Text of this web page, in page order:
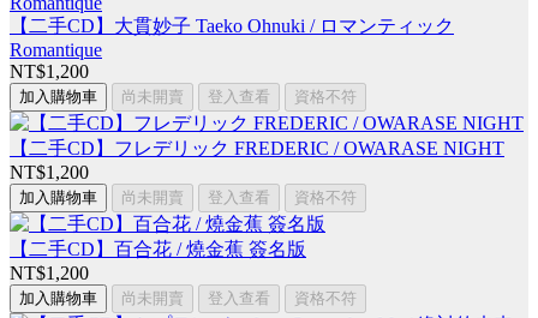
【二手CD】大貫妙子 Taeko Ohnuki / ロマンティック
Romantique
NT$1,200
加入購物車 尚未開賣 登入查看 資格不符
【二手CD】フレデリック FREDERIC / OWARASE NIGHT
NT$1,200
加入購物車 尚未開賣 登入查看 資格不符
【二手CD】百合花 / 燒金蕉 簽名版
NT$1,200
加入購物車 尚未開賣 登入查看 資格不符